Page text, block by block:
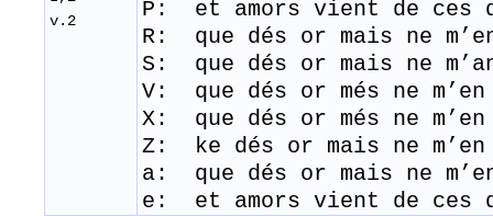
v.2
P: et amors vient de ces
R: que dés or mais ne
S: que dés or mais ne
V: que dés or més ne
X: que dés or més ne
Z: ke dés or mais ne
a: que dés or mais ne
e: et amors vient de ces